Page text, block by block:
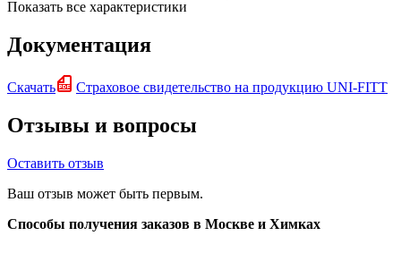
Показать все характеристики
Документация
Скачать Страховое свидетельство на продукцию UNI-FITT
Отзывы и вопросы
Оставить отзыв
Ваш отзыв может быть первым.
Способы получения заказов в Москве и Химках